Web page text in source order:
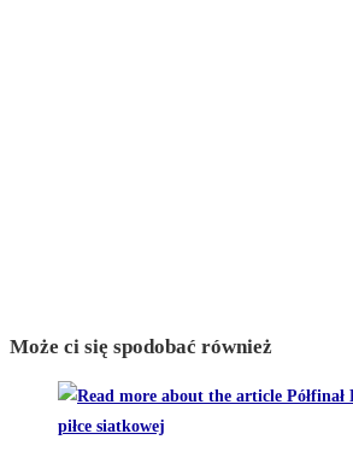
Może ci się spodobać również